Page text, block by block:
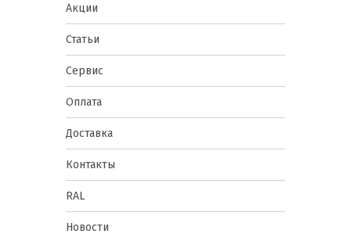
Акции
Статьи
Сервис
Оплата
Доставка
Контакты
RAL
Новости